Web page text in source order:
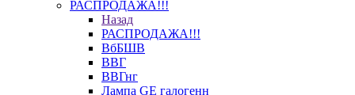
РАСПРОДАЖА!!!
Назад
РАСПРОДАЖА!!!
ВбБШВ
ВВГ
ВВГнг
Лампа GE галогенн